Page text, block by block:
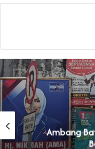
Ambang